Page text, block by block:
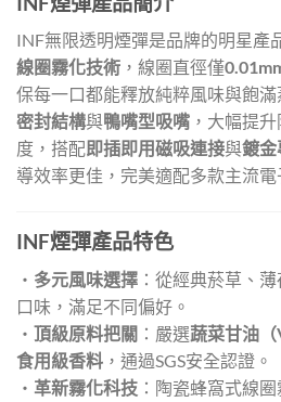
INF無限透明煙彈是品牌的明星產
線圈霧化技術 ，線圈直徑僅
保每一口都能釋放純粹風味與飽
密封結構與鴨嘴型吸嘴 ，大幅提
度，搭配即插即用磁吸連接與鍍金
導效率更佳，完美適配多款主流電
INF煙彈產品特色
・ 多元風味選擇 ：從經典菸草、
口味，滿足不同偏好。
・ 頂級原料把關 ：嚴選蔬菜甘油
食用級香料 ，通過SGS安全認證。
・ 革新霧化科技 ：陶瓷蜂窩式線